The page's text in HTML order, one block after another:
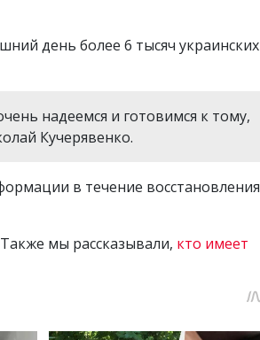
день более 6 тысяч украинских
надеемся и готовимся к тому,
Кучерявенко.
в течение восстановления
мы рассказывали, кто имеет